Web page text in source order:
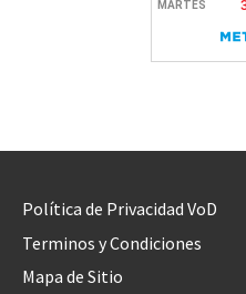
Política de Privacidad VoD
Terminos y Condiciones
Mapa de Sitio